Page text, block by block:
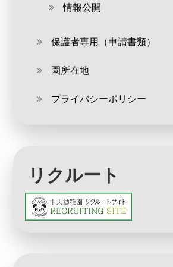
情報公開
保護者専用（申請書類）
園所在地
プライバシーポリシー
リクルート